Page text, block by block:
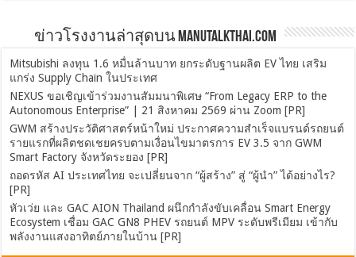
ข่าวโรงงานล่าสุดบน ManuTalkThai.com
Mitsubishi ลงทุน 1.6 หมื่นล้านบาท ยกระดับฐานผลิต EV ไทย เสริม
แกร่ง Supply Chain ในประเทศ
NEXUS ขอเชิญเข้าร่วมงานสัมมนาพิเศษ “From Legacy ERP to the
Autonomous Enterprise” | 21 สิงหาคม 2569 ผ่าน Zoom [PR]
GWM สร้างประวัติศาสตร์หน้าใหม่ ประกาศความสำเร็จแบรนด์รถยนต์
รายแรกที่ผลิตชดเชยครบตามเงื่อนไขมาตรการ EV 3.5 จาก GWM
Smart Factory จังหวัดระยอง [PR]
ถอดรหัส AI ประเทศไทย จะเปลี่ยนจาก “ผู้สร้าง” สู่ “ผู้นำ” ได้อย่างไร?
[PR]
หัวเว่ย และ GAC AION Thailand ผนึกกำลังขับเคลื่อน Smart Energy
Ecosystem เชื่อม GAC GN8 PHEV รถยนต์ MPV ระดับพรีเมียม เข้ากับ
พลังงานแสงอาทิตย์ภายในบ้าน [PR]